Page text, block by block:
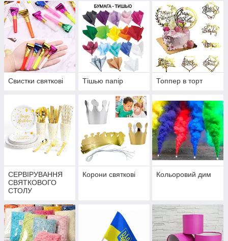
Свистки святкові Тішью папір Топпер в торт
СЕРВІРУВАННЯ
СВЯТКОВОГО
СТОЛУ
Корони святкові Кольоровий дим